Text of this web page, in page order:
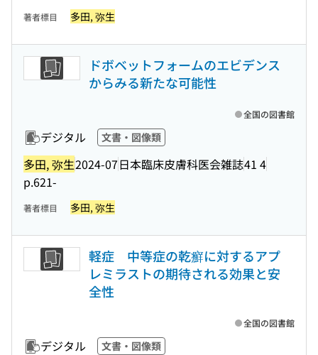
著者標目 多田, 弥生
ドボベットフォームのエビデンス
からみる新たな可能性
デジタル 文書・図像類
多田, 弥生2024-07日本臨床皮膚科医会雑誌41 4
p.621-
全国の図書館
著者標目 多田, 弥生
軽症 中等症の乾癬に対するアプ
レミラストの期待される効果と安
全性
デジタル 文書・図像類
全国の図書館